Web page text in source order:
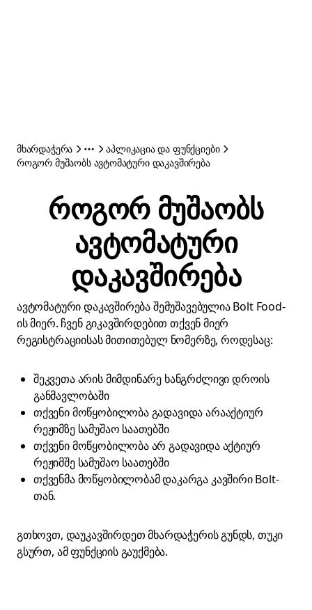
მხარდაჭერა
აპლიკაცია და ფუნქციები
როგორ მუშაობს ავტომატური დაკავშირება
როგორ მუშაობს
ავტომატური
დაკავშირება
ავტომატური დაკავშირება შემუშავებულია Bolt Food-
ის მიერ. ჩვენ გიკავშირდებით თქვენ მიერ
რეგისტრაციისას მითითებულ ნომერზე, როდესაც:
შეკვეთა არის მიმდინარე ხანგრძლივი დროის
განმავლობაში
თქვენი მოწყობილობა გადავიდა არააქტიურ
რეჟიმზე სამუშაო საათებში
თქვენი მოწყობილობა არ გადავიდა აქტიურ
რეჟიმშე სამუშაო საათებში
თქვენმა მოწყობილობამ დაკარგა კავშირი Bolt-
თან.
გთხოვთ, დაუკავშირდეთ მხარდაჭერის გუნდს, თუკი
გსურთ, ამ ფუნქციის გაუქმება.